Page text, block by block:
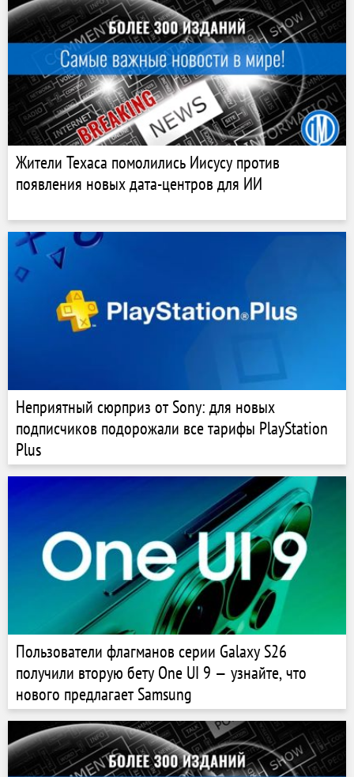
Жители Техаса помолились Иисусу против
появления новых дата-центров для ИИ
Неприятный сюрприз от Sony: для новых
подписчиков подорожали все тарифы PlayStation
Plus
Пользователи флагманов серии Galaxy S26
получили вторую бету One UI 9 — узнайте, что
нового предлагает Samsung